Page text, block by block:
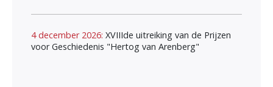
4 december 2026: XVIIIde uitreiking van de Prijzen
voor Geschiedenis "Hertog van Arenberg"